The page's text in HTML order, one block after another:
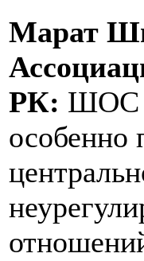
Марат
РК: ШОС
особенно